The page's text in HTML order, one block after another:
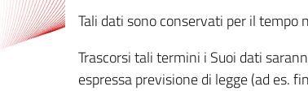
Tali dati sono conservati per il tempo
Trascorsi tali termini i Suoi dati
espressa previsione di legge (ad es.